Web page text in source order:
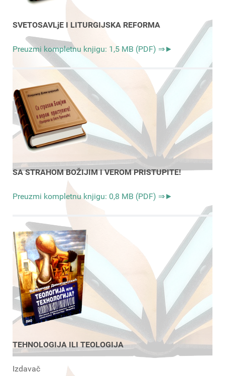
SVETOSAVLjE I LITURGIJSKA REFORMA
Preuzmi kompletnu knjigu: 1,5 MB (PDF) ⇒►
SA STRAHOM BOŽIJIM I VEROM PRISTUPITE!
Preuzmi kompletnu knjigu: 0,8 MB (PDF) ⇒►
TEHNOLOGIJA ILI TEOLOGIJA
Izdavač